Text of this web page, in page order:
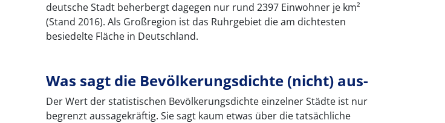
deutsche Stadt beherbergt dagegen nur rund 2397 Einwohner je km²
(Stand 2016). Als Großregion ist das Ruhrgebiet die am dichtesten
besiedelte Fläche in Deutschland.
Was sagt die Bevölkerungsdichte (nicht) aus-
Der Wert der statistischen Bevölkerungsdichte einzelner Städte ist nur
begrenzt aussagekräftig. Sie sagt kaum etwas über die tatsächliche